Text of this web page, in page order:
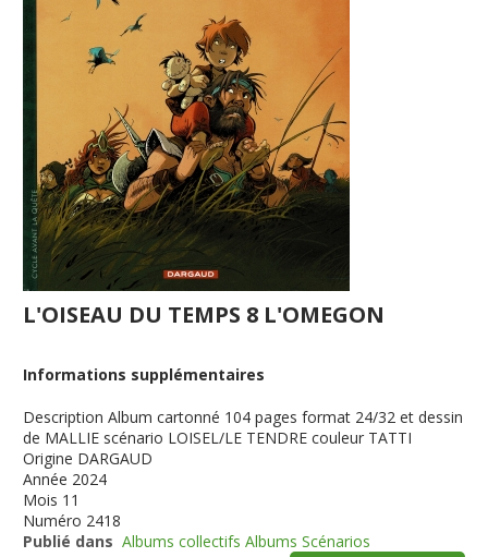
L'OISEAU DU TEMPS 8 L'OMEGON
Informations supplémentaires
Description Album cartonné 104 pages format 24/32 et dessin
de MALLIE scénario LOISEL/LE TENDRE couleur TATTI
Origine DARGAUD
Année 2024
Mois 11
Numéro 2418
Publié dans Albums collectifs Albums Scénarios